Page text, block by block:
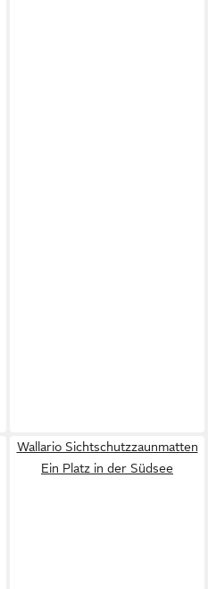
Wallario Sichtschutzzaunmatten
Ein Platz in der Südsee